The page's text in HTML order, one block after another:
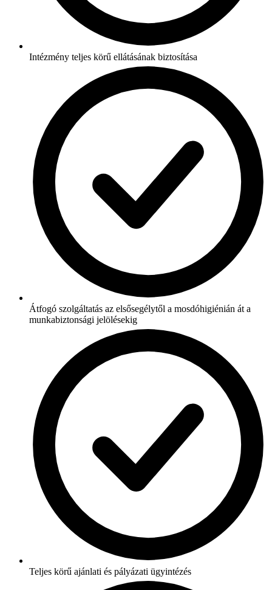
Intézmény teljes körű ellátásának biztosítása
Átfogó szolgáltatás az elsősegélytől a mosdóhigiénián át a
munkabiztonsági jelölésekig
Teljes körű ajánlati és pályázati ügyintézés